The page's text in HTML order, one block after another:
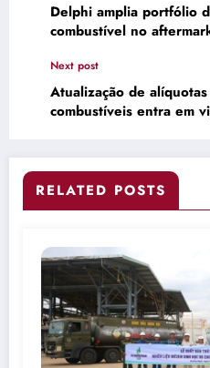
Delphi amplia portfólio
combustível no
Next post
Atualização de
combustíveis entra em
RELATED POSTS